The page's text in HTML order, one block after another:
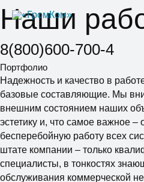
Наши
8(800)600-700-4
Портфолио
Надежность и качество в
базовые составляющие. Мы
внешним состоянием наших
эстетику и, что самое важное –
бесперебойную работу всех
штате компании – только
специалисты, в тонкостях
обслуживания коммерческой